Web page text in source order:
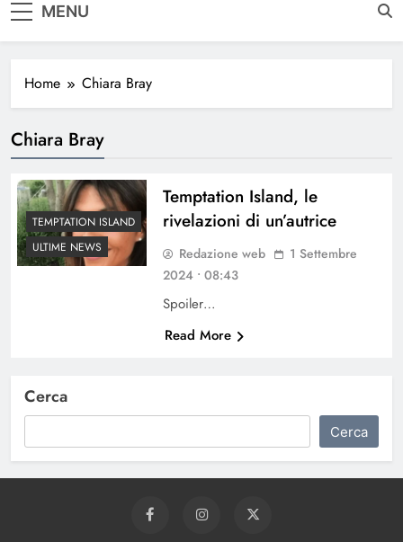
MENU
Home Chiara Bray
Chiara Bray
TEMPTATION ISLAND
ULTIME NEWS
Temptation Island, le
rivelazioni di un’autrice
Redazione web
1 Settembre
2024 • 08:43
Spoiler…
Read More
Cerca
Cerca